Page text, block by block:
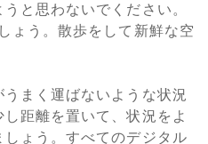
と思わないでください。
ょう。散歩をして新鮮な空
まく運ばないような状況
距離を置いて、状況をよ
ょう。すべてのデジタル